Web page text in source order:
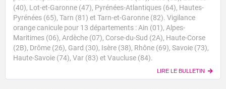
(40), Lot-et-Garonne (47), Pyrénées-Atlantiques (64), Hautes-
Pyrénées (65), Tarn (81) et Tarn-et-Garonne (82). Vigilance
orange canicule pour 13 départements : Ain (01), Alpes-
Maritimes (06), Ardèche (07), Corse-du-Sud (2A), Haute-Corse
(2B), Drôme (26), Gard (30), Isère (38), Rhône (69), Savoie (73),
Haute-Savoie (74), Var (83) et Vaucluse (84).
LIRE LE BULLETIN